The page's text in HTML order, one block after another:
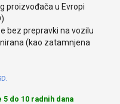
proizvođača u Evropi
bez prepravki na vozilu
(kao zatamnjena
5 do 10 radnih dana